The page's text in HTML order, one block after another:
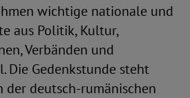
wichtige nationale und
aus Politik, Kultur,
Verbänden und
Die Gedenkstunde steht
der deutsch-rumänischen